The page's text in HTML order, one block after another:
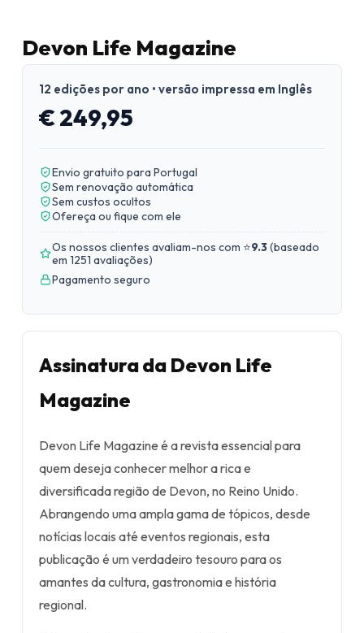
Devon Life Magazine
12 edições por ano • versão impressa em Inglês
€ 249,95
Envio gratuito para Portugal
Sem renovação automática
Sem custos ocultos
Ofereça ou fique com ele
Os nossos clientes avaliam-nos com ⭐9.3(baseado
em 1251 avaliações)
Pagamento seguro
Assinatura da Devon Life
Magazine
Devon Life Magazine é a revista essencial para
quem deseja conhecer melhor a rica e
diversificada região de Devon, no Reino Unido.
Abrangendo uma ampla gama de tópicos, desde
notícias locais até eventos regionais, esta
publicação é um verdadeiro tesouro para os
amantes da cultura, gastronomia e história
regional.